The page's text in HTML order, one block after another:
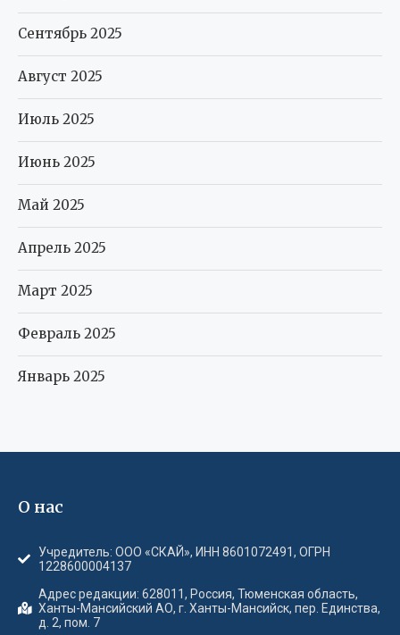
Сентябрь 2025
Август 2025
Июль 2025
Июнь 2025
Май 2025
Апрель 2025
Март 2025
Февраль 2025
Январь 2025
О нас
Учредитель: ООО «СКАЙ», ИНН 8601072491, ОГРН
1228600004137
Адрес редакции: 628011, Россия, Тюменская область,
Ханты-Мансийский АО, г. Ханты-Мансийск, пер. Единства,
д. 2, пом. 7